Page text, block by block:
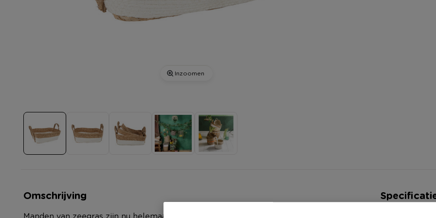
Inzoomen
Omschrijving
Manden van zeegras zijn nu helemaal in en je komt ze overal tegen. Ze zijn perfect